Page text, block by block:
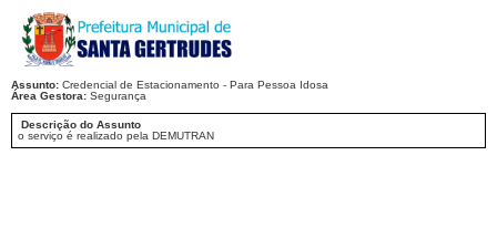
Assunto: Credencial de Estacionamento - Para Pessoa Idosa
Área Gestora: Segurança
Descrição do Assunto
o serviço é realizado pela DEMUTRAN